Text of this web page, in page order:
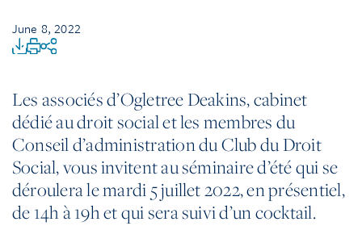
June 8, 2022
Les associés d’Ogletree Deakins, cabinet
dédié au droit social et les membres du
Conseil d’administration du Club du Droit
Social, vous invitent au séminaire d’été qui se
déroulera le mardi 5 juillet 2022, en présentiel,
de 14h à 19h et qui sera suivi d’un cocktail.